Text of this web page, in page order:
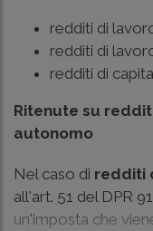
redditi di
redditi di
redditi di
Ritenute su
autonomo
Nel caso di redditi
all'art. 51 del DPR
un'imposta che